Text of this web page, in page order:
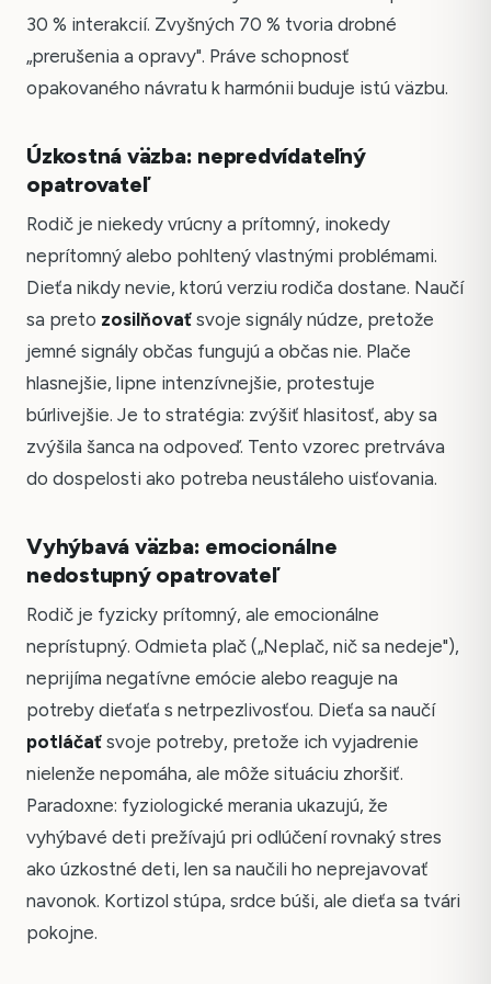
30 % interakcií. Zvyšných 70 % tvoria drobné
„prerušenia a opravy". Práve schopnosť
opakovaného návratu k harmónii buduje istú väzbu.
Úzkostná väzba: nepredvídateľný
opatrovateľ
Rodič je niekedy vrúcny a prítomný, inokedy
neprítomný alebo pohltený vlastnými problémami.
Dieťa nikdy nevie, ktorú verziu rodiča dostane. Naučí
sa preto zosilňovať svoje signály núdze, pretože
jemné signály občas fungujú a občas nie. Plače
hlasnejšie, lipne intenzívnejšie, protestuje
búrlivejšie. Je to stratégia: zvýšiť hlasitosť, aby sa
zvýšila šanca na odpoveď. Tento vzorec pretrváva
do dospelosti ako potreba neustáleho uisťovania.
Vyhýbavá väzba: emocionálne
nedostupný opatrovateľ
Rodič je fyzicky prítomný, ale emocionálne
neprístupný. Odmieta plač („Neplač, nič sa nedeje"),
neprijíma negatívne emócie alebo reaguje na
potreby dieťaťa s netrpezlivosťou. Dieťa sa naučí
potláčať svoje potreby, pretože ich vyjadrenie
nielenže nepomáha, ale môže situáciu zhoršiť.
Paradoxne: fyziologické merania ukazujú, že
vyhýbavé deti prežívajú pri odlúčení rovnaký stres
ako úzkostné deti, len sa naučili ho neprejavovať
navonok. Kortizol stúpa, srdce búši, ale dieťa sa tvári
pokojne.